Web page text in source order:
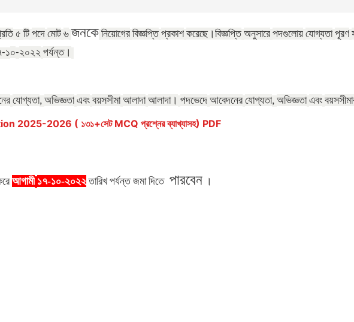
৫ টি পদে মোট ৬ জনকে নিয়োগের বিজ্ঞপ্তি প্রকাশ করেছে। বিজ্ঞপ্তি অনুসারে পদগুলোয় যোগ্যতা পূরণ
-১০-২০২২ পর্যন্ত।
যোগ্যতা, অভিজ্ঞতা এবং বয়সসীমা আলাদা আলাদা। পদভেদে আবেদনের যোগ্যতা, অভিজ্ঞতা এবং
2025-2026 ( ১৩১+সেট MCQ প্রশ্নের ব্যাখ্যাসহ) PDF
আগামী ১৭-১০-২০২২ তারিখ পর্যন্ত জমা দিতে পারবেন ।